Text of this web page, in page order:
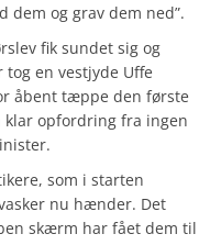
dem og grav dem ned”.
fik sundet sig og
en vestjyde Uffe
åbent tæppe den første
klar opfordring fra ingen
som i starten
nu hænder. Det
skærm har fået dem til